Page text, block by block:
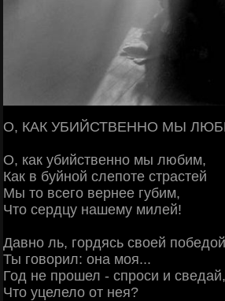
О, КАК УБИЙСТВЕННО МЫ
О, как убийственно мы любим,
Как в буйной слепоте страстей
Мы то всего вернее губим,
Что сердцу нашему милей!
Давно ль, гордясь своей
Ты говорил: она моя...
Год не прошел - спроси и сведай,
Что уцелело от нея?